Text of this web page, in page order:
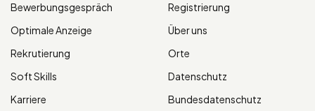
Bewerbungsgespräch
Optimale Anzeige
Rekrutierung
Soft Skills
Karriere
Registrierung
Über uns
Orte
Datenschutz
Bundesdatenschutz